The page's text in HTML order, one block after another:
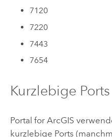
7120
7220
7443
7654
Kurzlebige Ports
Portal for ArcGIS
kurzlebige Ports